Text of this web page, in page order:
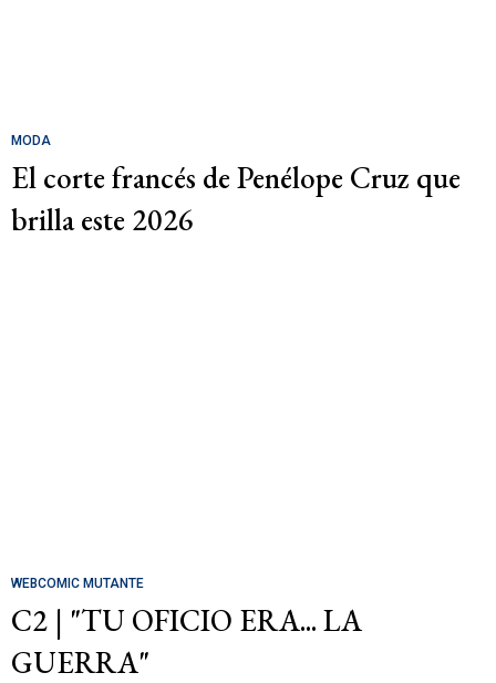
MODA
El corte francés de Penélope Cruz que
brilla este 2026
WEBCOMIC MUTANTE
C2 | "TU OFICIO ERA... LA
GUERRA"